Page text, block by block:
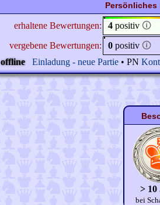
erhaltene Bewertungen: 4 positiv 🛈
vergebene Bewertungen:
0 positiv 🛈
offline
Einladung - neue Partie • PN
> 10
bei